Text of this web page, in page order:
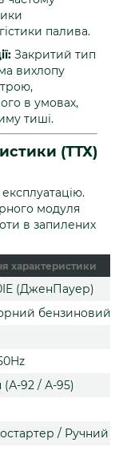
палива.
Закритий тип
вихлопу
в умовах,
тиші.
(ТТХ)
модуля
в запилених
характеристики
(ДженПауер)
бензиновий
(А-92 / А-95)
/ Ручний